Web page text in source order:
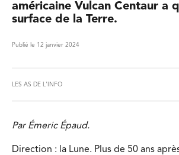
américaine Vulcan Centaur a
surface de la Terre.
Publié le 12 janvier 2024
LES AS DE L'INFO
Par Émeric Épaud.
Direction : la Lune. Plus de 50 ans